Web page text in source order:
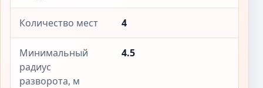
Количество мест 4
Минимальный
радиус
разворота, м
4.5